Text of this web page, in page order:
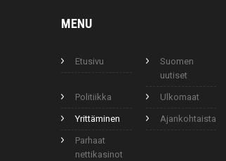
MENU
Etusivu
Suomen
uutiset
Politiikka Ulkomaat
Yrittäminen Ajankohtaista
Parhaat
nettikasinot